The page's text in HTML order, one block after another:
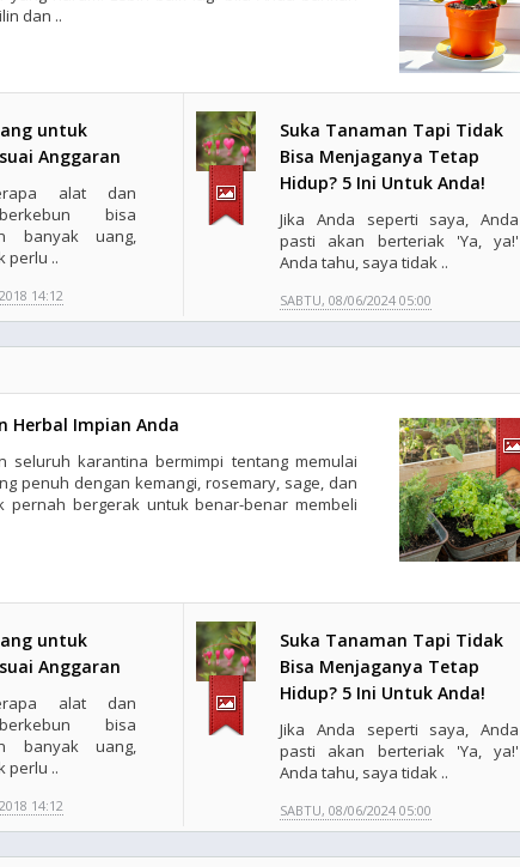
dan ..
untuk
Anggaran
alat dan
bisa
banyak uang,
perlu ..
14:12
Suka Tanaman Tapi Tidak
Bisa Menjaganya Tetap
Hidup? 5 Ini Untuk Anda!
Jika Anda seperti saya, Anda
pasti akan berteriak 'Ya, ya!'
Anda tahu, saya tidak ..
SABTU, 08/06/2024 05:00
Herbal Impian Anda
seluruh karantina bermimpi tentang memulai
penuh dengan kemangi, rosemary, sage, dan
pernah bergerak untuk benar-benar membeli
untuk
Anggaran
alat dan
bisa
banyak uang,
perlu ..
14:12
Suka Tanaman Tapi Tidak
Bisa Menjaganya Tetap
Hidup? 5 Ini Untuk Anda!
Jika Anda seperti saya, Anda
pasti akan berteriak 'Ya, ya!'
Anda tahu, saya tidak ..
SABTU, 08/06/2024 05:00